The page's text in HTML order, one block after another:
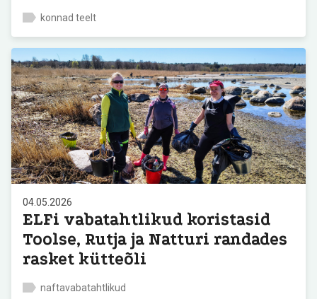
konnad teelt
04.05.2026
ELFi vabatahtlikud koristasid
Toolse, Rutja ja Natturi randades
rasket kütteõli
naftavabatahtlikud